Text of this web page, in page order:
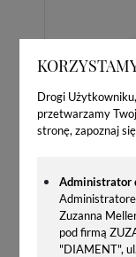
Drogi
przetwarzamy
stronę, zapoznaj
Administrator
Zuzanna
pod firmą
"DIAMENT",